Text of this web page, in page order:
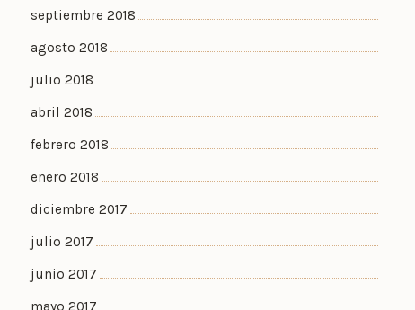
septiembre 2018
agosto 2018
julio 2018
abril 2018
febrero 2018
enero 2018
diciembre 2017
julio 2017
junio 2017
mayo 2017